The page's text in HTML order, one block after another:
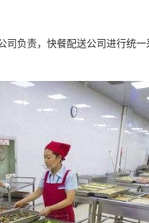
负责，快餐配送公司进行统